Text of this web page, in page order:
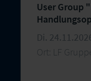
User Group
Di.
Ort: LF